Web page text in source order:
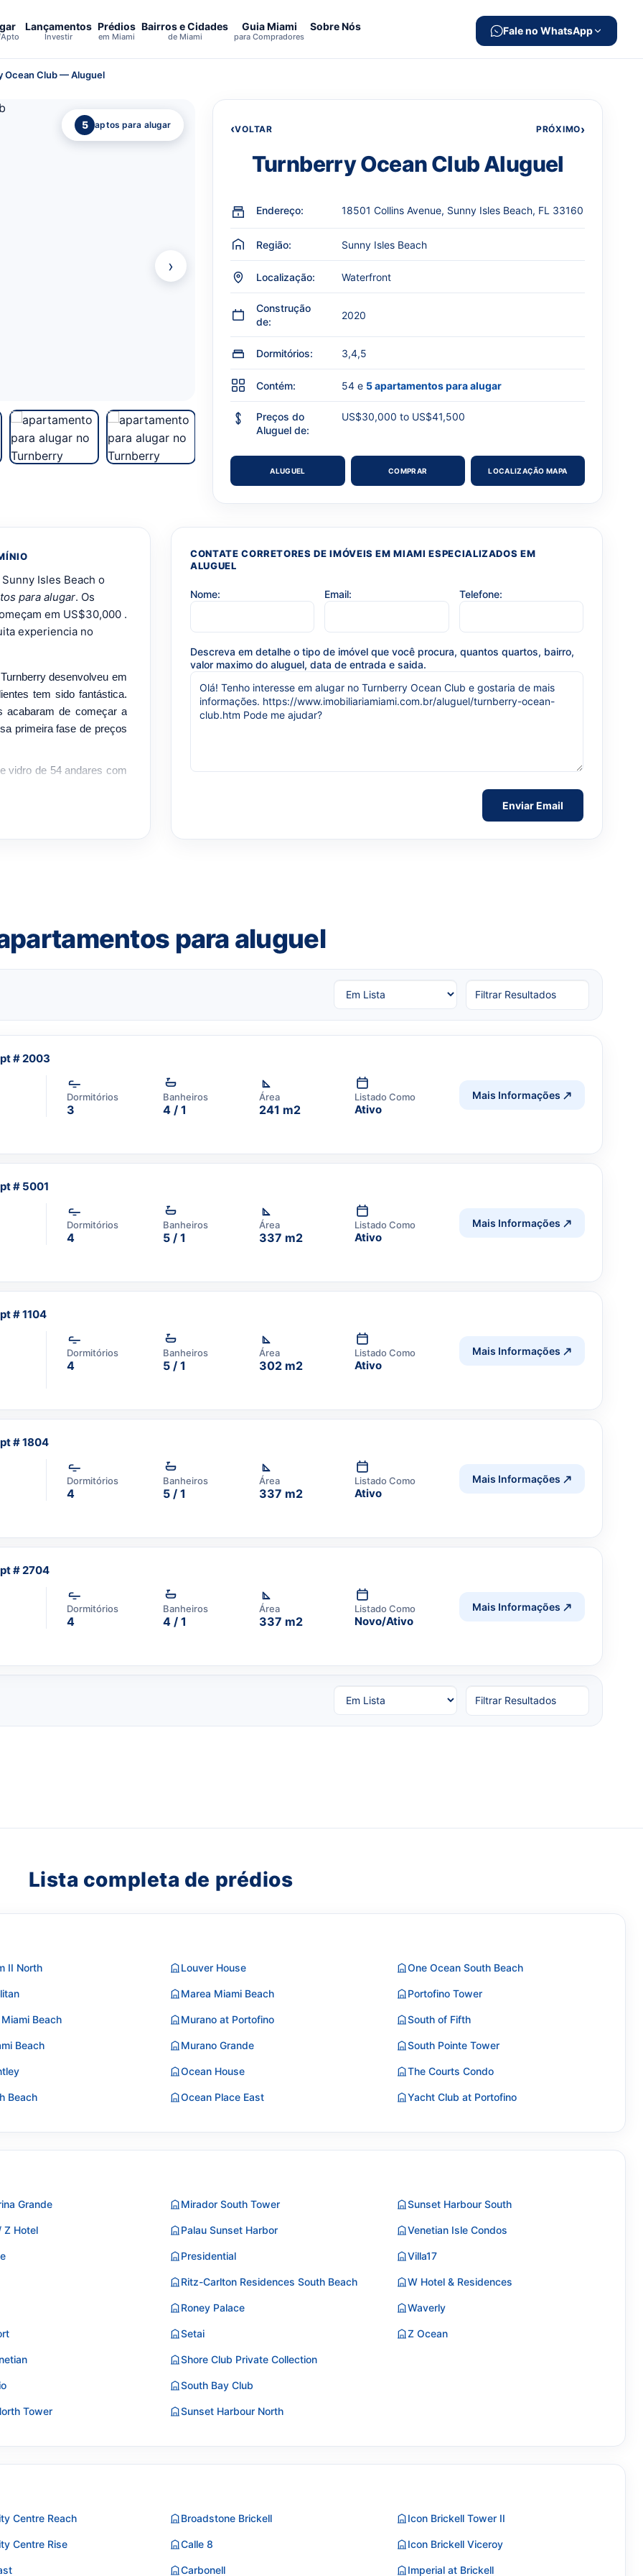
Lançamentos
Investir
Prédios
em Miami
Bairros e Cidades
de Miami
Guia Miami
para Compradores
Sobre Nós Fale no WhatsApp
Ocean Club — Aluguel
5 aptos para alugar
›
‹VOLTAR PRÓXIMO›
Turnberry Ocean Club Aluguel
Endereço: 18501 Collins Avenue, Sunny Isles Beach, FL 33160
Região: Sunny Isles Beach
Localização: Waterfront
Construção
de:
2020
Dormitórios: 3,4,5
Contém: 54 e 5 apartamentos para alugar
Preços do
Aluguel de:
US$30,000 to US$41,500
ALUGUEL COMPRAR LOCALIZAÇÃO MAPA
Isles Beach o
para alugar. Os
em US$30,000 .
experiencia no
desenvolveu em
tem sido fantástica.
acabaram de começar a
primeira fase de preços
vidro de 54 andares com
dos quais
do sol, dois spas de
para a baía incluindo
no clubhouse com
contrato de no
em Sunny Isles
aqui.
um corretor em
0613
CONTATE CORRETORES DE IMÓVEIS EM MIAMI ESPECIALIZADOS EM
ALUGUEL
Nome: Email: Telefone:
Descreva em detalhe o tipo de imóvel que você procura, quantos quartos, bairro,
valor maximo do aluguel, data de entrada e saida.
para aluguel
Filtrar Resultados
# 2003
Dormitórios
3
Banheiros
4 / 1
Área
241 m2
Listado Como
Ativo
Mais Informações
# 5001
Dormitórios
4
Banheiros
5 / 1
Área
337 m2
Listado Como
Ativo
Mais Informações
# 1104
Dormitórios
4
Banheiros
5 / 1
Área
302 m2
Listado Como
Ativo
Mais Informações
# 1804
Dormitórios
4
Banheiros
5 / 1
Área
337 m2
Listado Como
Ativo
Mais Informações
# 2704
Dormitórios
4
Banheiros
4 / 1
Área
337 m2
Listado Como
Novo/Ativo
Mais Informações
Filtrar Resultados
Lista completa de prédios
II North
Beach
Beach
Beach
Louver House
Marea Miami Beach
Murano at Portofino
Murano Grande
Ocean House
Ocean Place East
One Ocean South Beach
Portofino Tower
South of Fifth
South Pointe Tower
The Courts Condo
Yacht Club at Portofino
Grande
Z Hotel
Tower
Mirador South Tower
Palau Sunset Harbor
Presidential
Ritz-Carlton Residences South Beach
Roney Palace
Setai
Shore Club Private Collection
South Bay Club
Sunset Harbour North
Sunset Harbour South
Venetian Isle Condos
Villa17
W Hotel & Residences
Waverly
Z Ocean
Centre Reach
Centre Rise
Broadstone Brickell
Calle 8
Carbonell
Icon Brickell Tower II
Icon Brickell Viceroy
Imperial at Brickell